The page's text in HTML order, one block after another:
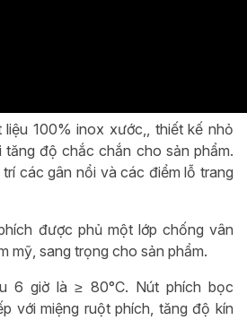
100% inox xước,, thiết kế nhỏ
tăng độ chắc chắn cho sản phẩm.
các gân nổi và các điểm lỗ trang
được phủ một lớp chống vân
mỹ, sang trọng cho sản phẩm.
6 giờ là ≥ 80°C. Nút phích bọc
với miệng ruột phích, tăng độ kín